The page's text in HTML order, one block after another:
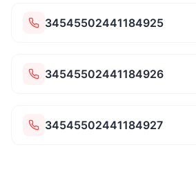
34545502441184925
34545502441184926
34545502441184927